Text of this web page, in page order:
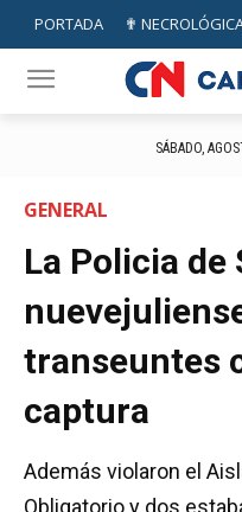
PORTADA ✟
SÁBADO,
GENERAL
La Policia de
transeuntes
captura
Además violaron el
Obligatorio y dos